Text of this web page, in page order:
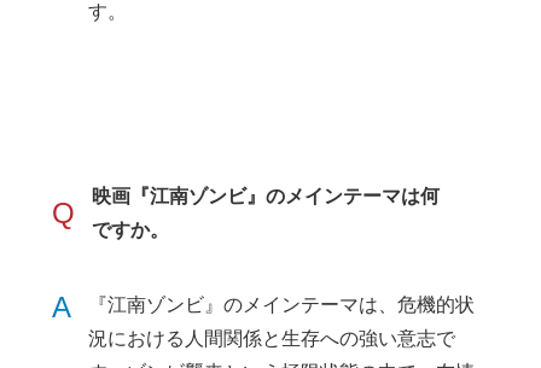
す。
Q
映画『江南ゾンビ』のメインテーマは何
ですか。
A
『江南ゾンビ』のメインテーマは、危機的状
況における人間関係と生存への強い意志で